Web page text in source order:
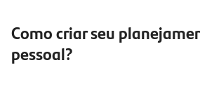
Como criar seu
pessoal?